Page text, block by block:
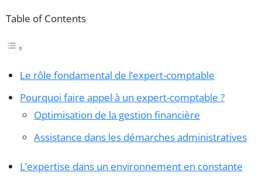
Table of Contents
Le rôle fondamental de l’expert-comptable
Pourquoi faire appel à un expert-comptable ?
Optimisation de la gestion financière
Assistance dans les démarches administratives
L’expertise dans un environnement en constante